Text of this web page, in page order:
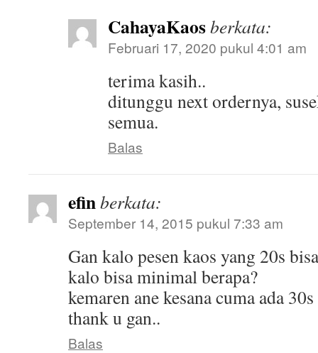
CahayaKaosberkata:
Februari 17, 2020 pukul 4:01 am
terima kasih..
ditunggu next ordernya,
semua.
Balas
efinberkata:
September 14, 2015 pukul 7:33 am
Gan kalo pesen kaos yang 20s
kalo bisa minimal berapa?
kemaren ane kesana cuma ada 30s
thank u gan..
Balas